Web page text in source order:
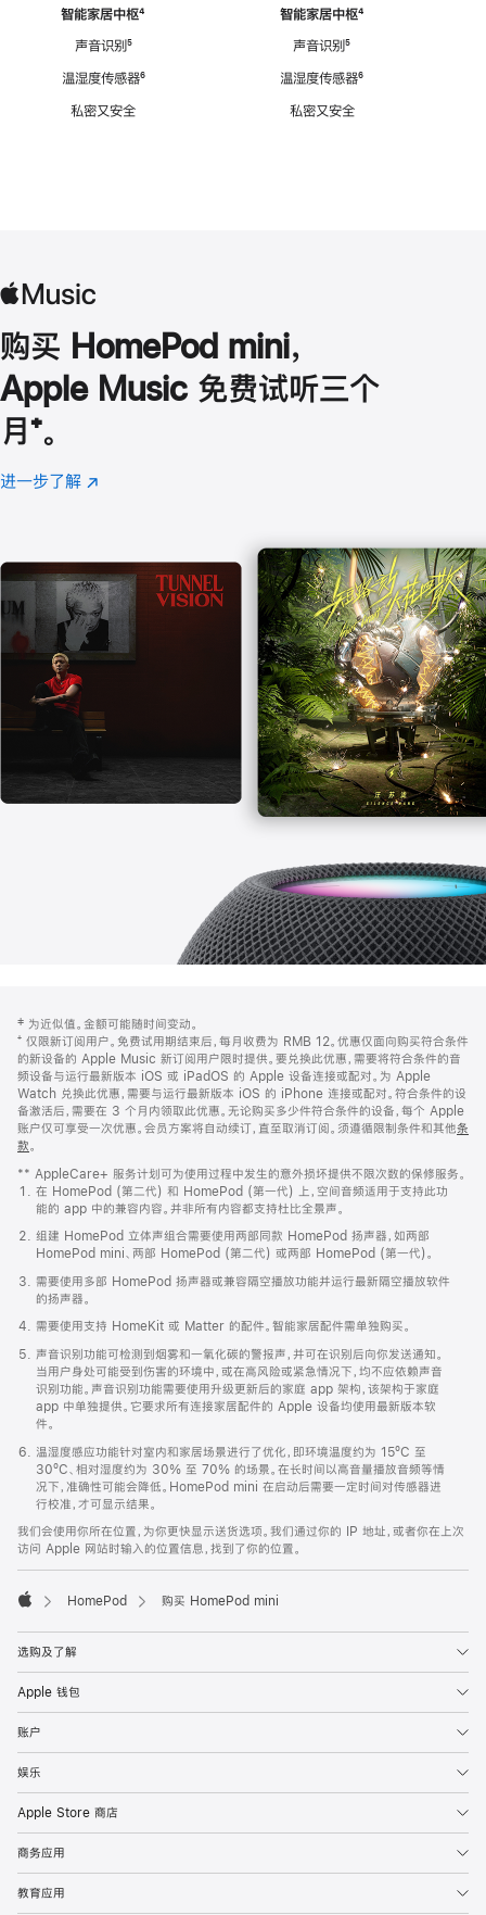
智能家居中枢脚
⁴
声音识别脚
⁵
温湿度传感器脚
⁶
私密又安全
智能家居中枢脚
⁴
声音识别脚
⁵
温湿度传感器脚
⁶
私密又安全
购买 HomePod mini，
Apple Music 免费试听三个
月 脚
注
⁺。
进一步了解 Apple
(在
口
中
打
开)
页
页
脚
注
‡ 为近似值。金额可能随时间变动。
⁺ 仅限新订阅用户。免费试用期结束后，每月收费为 RMB 12。优惠仅面向购买符合条件
的新设备的 Apple Music 新订阅用户限时提供。要兑换此优惠，需要将符合条件的音
频设备与运行最新版本 iOS 或 iPadOS 的 Apple 设备连接或配对。为 Apple
Watch 兑换此优惠，需要与运行最新版本 iOS 的 iPhone 连接或配对。符合条件的设
备激活后，需要在 3 个月内领取此优惠。无论购买多少件符合条件的设备，每个 Apple
账户仅可享受一次优惠。会员方案将自动续订，直至取消订阅。须遵循限制条件和其他条
款。
窗
口
中
打
开)
** AppleCare+ 服务计划可为使用过程中发生的意外损坏提供不限次数的保修服务。
在 HomePod (第二代) 和 HomePod (第一代) 上，空间音频适用于支持此功
能的 app 中的兼容内容。并非所有内容都支持杜比全景声。
组建 HomePod 立体声组合需要使用两部同款 HomePod 扬声器，如两部
HomePod mini、两部 HomePod (第二代) 或两部 HomePod (第一代)。
需要使用多部 HomePod 扬声器或兼容隔空播放功能并运行最新隔空播放软件
的扬声器。
需要使用支持 HomeKit 或 Matter 的配件。智能家居配件需单独购买。
声音识别功能可检测到烟雾和一氧化碳的警报声，并可在识别后向你发送通知。
当用户身处可能受到伤害的环境中，或在高风险或紧急情况下，均不应依赖声音
识别功能。声音识别功能需要使用升级更新后的家庭 app 架构，该架构于家庭
app 中单独提供。它要求所有连接家居配件的 Apple 设备均使用最新版本软
件。
温湿度感应功能针对室内和家居场景进行了优化，即环境温度约为 15ºC 至
30ºC、相对湿度约为 30% 至 70% 的场景。在长时间以高音量播放音频等情
况下，准确性可能会降低。HomePod mini 在启动后需要一定时间对传感器进
行校准，才可显示结果。
我们会使用你所在位置，为你更快显示送货选项。我们通过你的 IP 地址，或者你在上次
访问 Apple 网站时输入的位置信息，找到了你的位置。
HomePod 购买 HomePod mini
选购及了解
Apple 钱包
账户
娱乐
Apple Store 商店
商务应用
教育应用